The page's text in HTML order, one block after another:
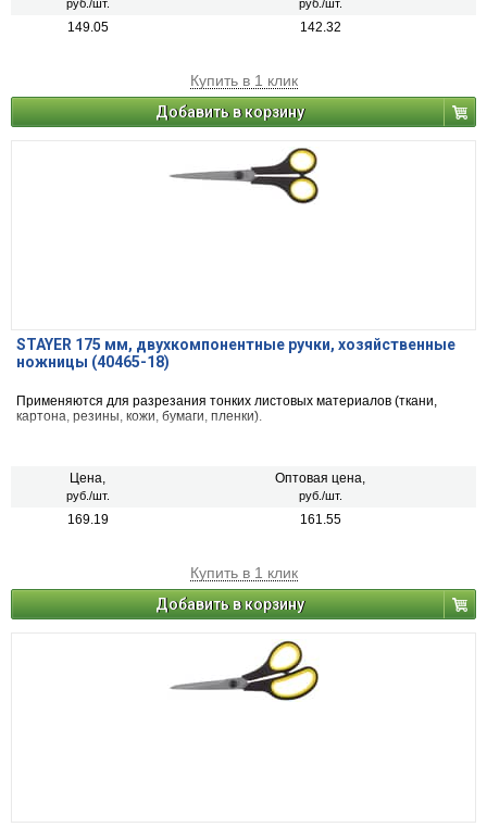
руб./шт. руб./шт.
149.05 142.32
Купить в 1 клик
Добавить в корзину
STAYER 175 мм, двухкомпонентные ручки, хозяйственные
ножницы (40465-18)
Применяются для разрезания тонких листовых материалов (ткани,
картона, резины, кожи, бумаги, пленки).
Цена,
руб./шт.
Оптовая цена,
руб./шт.
169.19 161.55
Купить в 1 клик
Добавить в корзину